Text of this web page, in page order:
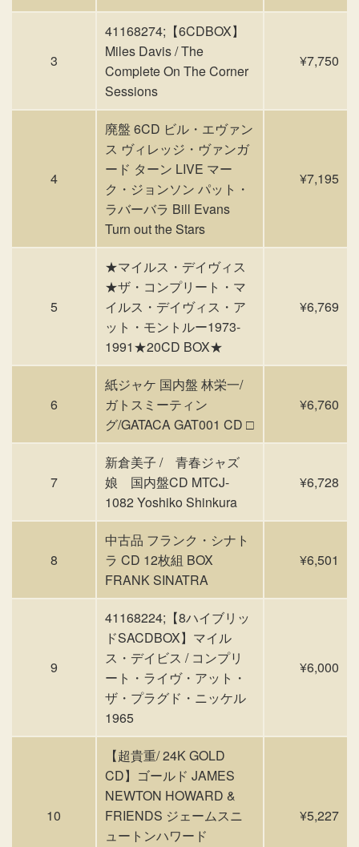
3
41168274;【6CDBOX】
Miles Davis / The
Complete On The Corner
Sessions
¥7,750
4
廃盤 6CD ビル・エヴァン
ス ヴィレッジ・ヴァンガ
ード ターン LIVE マー
ク・ジョンソン パット・
ラバーバラ Bill Evans
Turn out the Stars
¥7,195
5
★マイルス・デイヴィス
★ザ・コンプリート・マ
イルス・デイヴィス・ア
ット・モントルー1973-
1991★20CD BOX★
¥6,769
6
紙ジャケ 国内盤 林栄一/
ガトスミーティン
グ/GATACA GAT001 CD □
¥6,760
7
新倉美子 / 青春ジャズ
娘 国内盤CD MTCJ-
1082 Yoshiko Shinkura
¥6,728
8
中古品 フランク・シナト
ラ CD 12枚組 BOX
FRANK SINATRA
¥6,501
9
41168224;【8ハイブリッ
ドSACDBOX】マイル
ス・デイビス / コンプリ
ート・ライヴ・アット・
ザ・プラグド・ニッケル
1965
¥6,000
10
【超貴重/ 24K GOLD
CD】ゴールド JAMES
NEWTON HOWARD &
FRIENDS ジェームスニ
ュートンハワード
¥5,227